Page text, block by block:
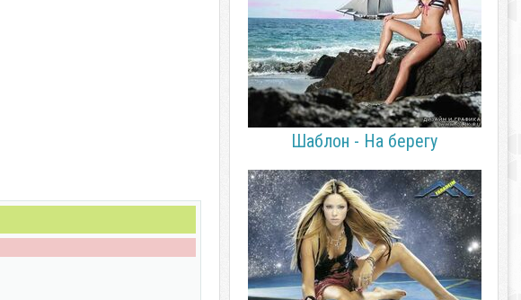
Шаблон - На берегу